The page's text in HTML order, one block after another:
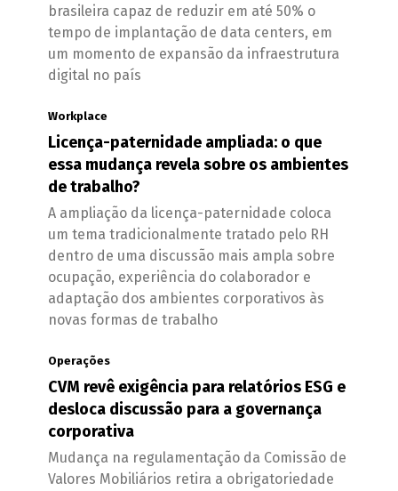
brasileira capaz de reduzir em até 50% o
tempo de implantação de data centers, em
um momento de expansão da infraestrutura
digital no país
Workplace
Licença-paternidade ampliada: o que
essa mudança revela sobre os ambientes
de trabalho?
A ampliação da licença-paternidade coloca
um tema tradicionalmente tratado pelo RH
dentro de uma discussão mais ampla sobre
ocupação, experiência do colaborador e
adaptação dos ambientes corporativos às
novas formas de trabalho
Operações
CVM revê exigência para relatórios ESG e
desloca discussão para a governança
corporativa
Mudança na regulamentação da Comissão de
Valores Mobiliários retira a obrigatoriedade